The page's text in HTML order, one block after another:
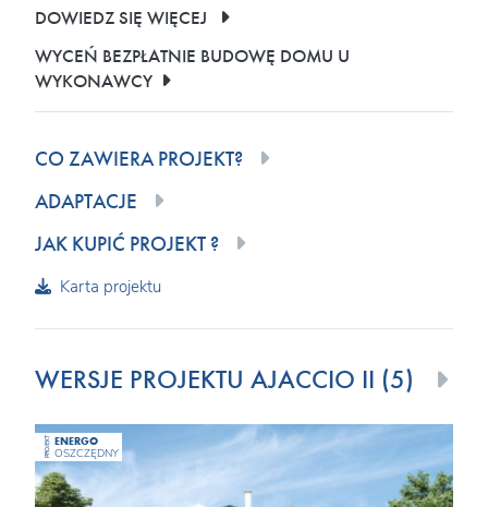
DOWIEDZ SIĘ WIĘCEJ
WYCEŃ BEZPŁATNIE BUDOWĘ DOMU U
WYKONAWCY
CO ZAWIERA PROJEKT?
ADAPTACJE
JAK KUPIĆ PROJEKT ?
Karta projektu
WERSJE PROJEKTU AJACCIO II (5)
PROJEKT ENERGO
OSZCZĘDNY